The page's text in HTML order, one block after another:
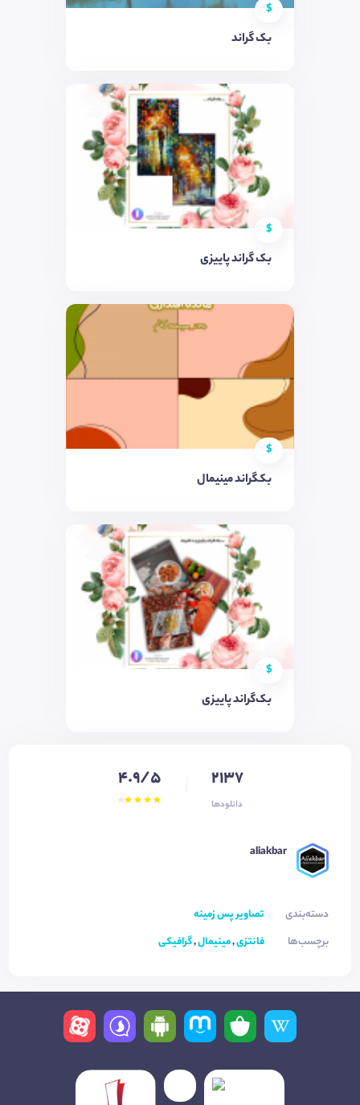
$
بک گراند
$
بک گراند پاییزی
$
بکگراند مینیمال
$
بک‌گراند پاییزی
2137
دانلودها
4.9/5
aliakbar ‌‌‌
دسته‌بندی
تصاویر پس زمینه
برچسب‌ها
فانتزی,مینیمال,گرافیکی